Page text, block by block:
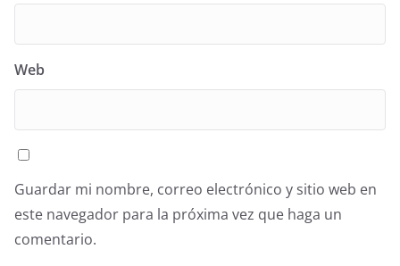
Web
Guardar mi nombre, correo electrónico y sitio web en
este navegador para la próxima vez que haga un
comentario.